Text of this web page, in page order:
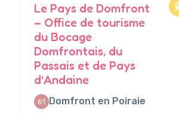
Le Pays de Domfront
– Office de tourisme
du Bocage
Domfrontais, du
Passais et de Pays
d’Andaine
61 Domfront en Poiraie